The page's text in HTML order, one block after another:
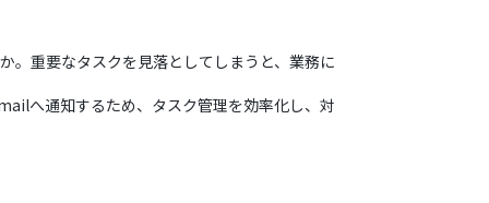
。重要なタスクを見落としてしまうと、業務に
へ通知するため、タスク管理を効率化し、対